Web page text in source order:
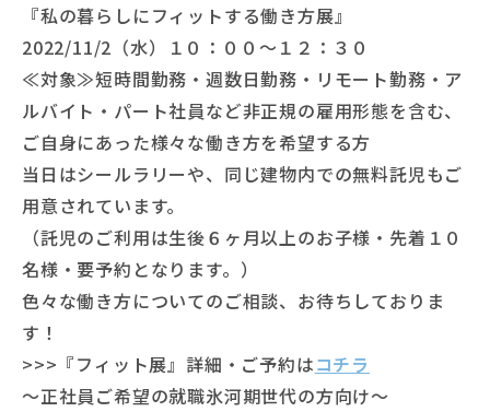
『私の暮らしにフィットする働き方展』
2022/11/2（水）１０：００〜１２：３０
≪対象≫短時間勤務・週数日勤務・リモート勤務・ア
ルバイト・パート社員など非正規の雇用形態を含む、
ご自身にあった様々な働き方を希望する方
当日はシールラリーや、同じ建物内での無料託児もご
用意されています。
（託児のご利用は生後６ヶ月以上のお子様・先着１０
名様・要予約となります。）
色々な働き方についてのご相談、お待ちしておりま
す！
>>>『フィット展』詳細・ご予約はコチラ
〜正社員ご希望の就職氷河期世代の方向け〜